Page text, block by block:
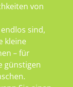
von
sind,
kleine
– für
günstigen